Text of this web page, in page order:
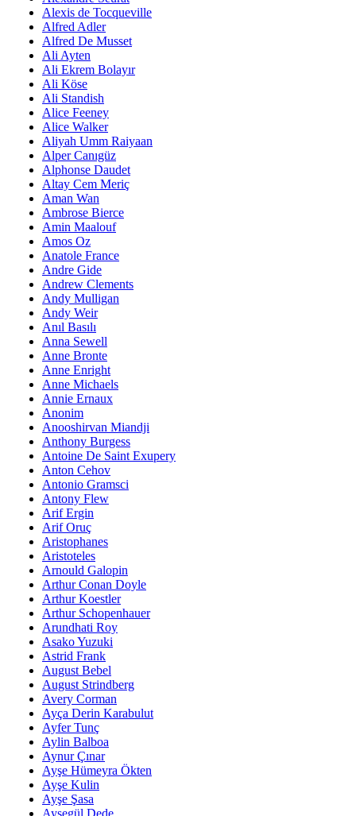
Alexis de Tocqueville
Alfred Adler
Alfred De Musset
Ali Ayten
Ali Ekrem Bolayır
Ali Köse
Ali Standish
Alice Feeney
Alice Walker
Aliyah Umm Raiyaan
Alper Canıgüz
Alphonse Daudet
Altay Cem Meriç
Aman Wan
Ambrose Bierce
Amin Maalouf
Amos Oz
Anatole France
Andre Gide
Andrew Clements
Andy Mulligan
Andy Weir
Anıl Basılı
Anna Sewell
Anne Bronte
Anne Enright
Anne Michaels
Annie Ernaux
Anonim
Anooshirvan Miandji
Anthony Burgess
Antoine De Saint Exupery
Anton Cehov
Antonio Gramsci
Antony Flew
Arif Ergin
Arif Oruç
Aristophanes
Aristoteles
Arnould Galopin
Arthur Conan Doyle
Arthur Koestler
Arthur Schopenhauer
Arundhati Roy
Asako Yuzuki
Astrid Frank
August Bebel
August Strindberg
Avery Corman
Ayça Derin Karabulut
Ayfer Tunç
Aylin Balboa
Aynur Çınar
Ayşe Hümeyra Ökten
Ayşe Kulin
Ayşe Şasa